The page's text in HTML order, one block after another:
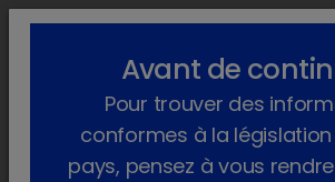
lock_outline
La boiterie chez les bovins
Une approche holistique des boiteries et des
Avant de
Pour trouver des
conformes à la
pays, pensez à vous